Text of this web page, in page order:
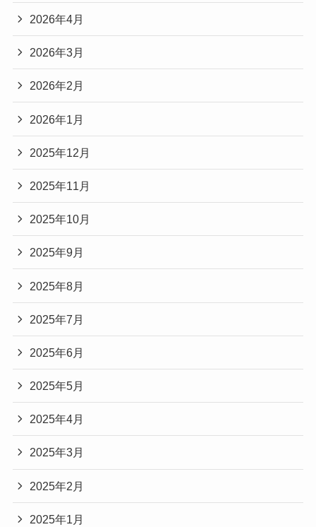
2026年4月
2026年3月
2026年2月
2026年1月
2025年12月
2025年11月
2025年10月
2025年9月
2025年8月
2025年7月
2025年6月
2025年5月
2025年4月
2025年3月
2025年2月
2025年1月